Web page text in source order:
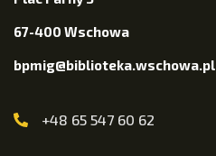
67-400 Wschowa
bpmig@biblioteka.wschowa.pl
+48 65 547 60 62